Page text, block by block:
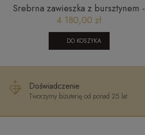
Srebrna zawieszka z bursztynem -
dzban
4 180,00 zł
DO KOSZYKA
Doświadczenie
Tworzymy biżuterię od ponad 25 lat